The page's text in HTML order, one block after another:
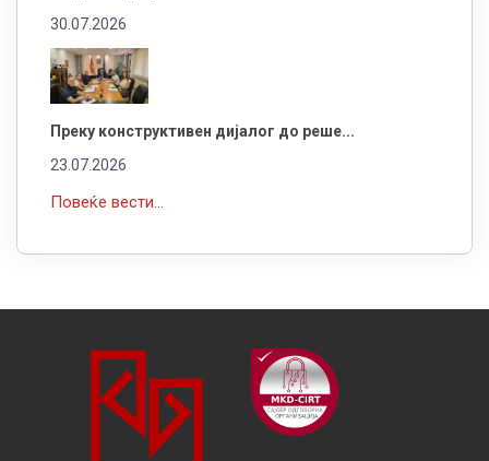
30.07.2026
Преку конструктивен дијалог до реше...
23.07.2026
Повеќе вести...